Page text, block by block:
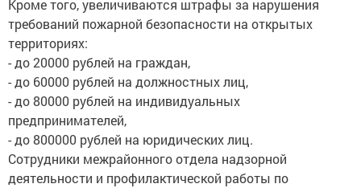
Кроме того, увеличиваются штрафы за нарушения
требований пожарной безопасности на открытых
территориях:
- до 20000 рублей на граждан,
- до 60000 рублей на должностных лиц,
- до 80000 рублей на индивидуальных
предпринимателей,
- до 800000 рублей на юридических лиц.
Сотрудники межрайонного отдела надзорной
деятельности и профилактической работы по